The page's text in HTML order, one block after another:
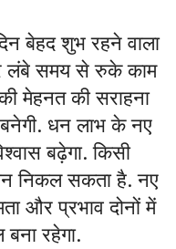
बेहद शुभ रहने वाला
लंबे समय से रुके काम
मेहनत की सराहना
धन लाभ के नए
बढ़ेगा. किसी
निकल सकता है. नए
और प्रभाव दोनों में
बना रहेगा.